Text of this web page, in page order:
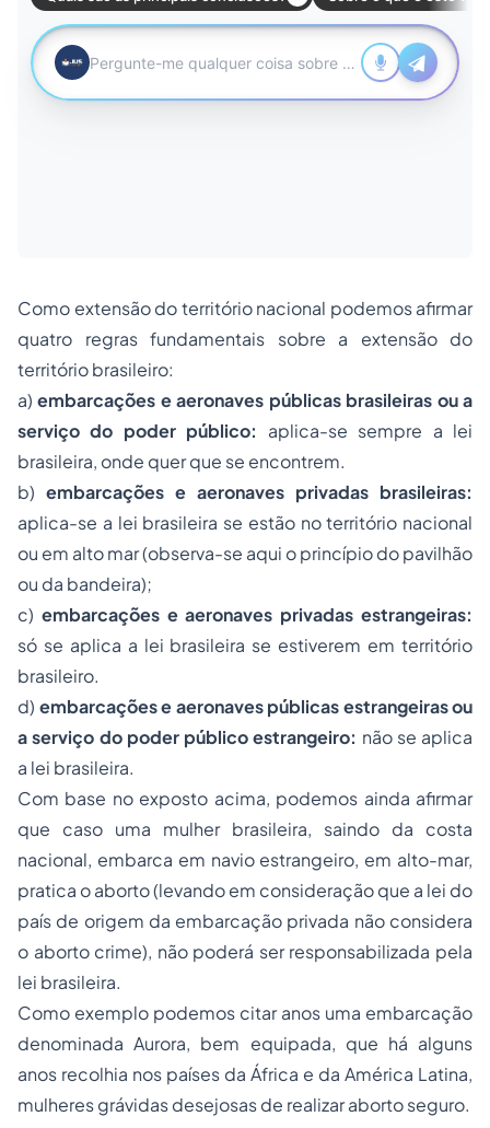
Como extensão do território nacional podemos afirmar
quatro regras fundamentais sobre a extensão do
território brasileiro:
a)embarcações e aeronaves públicas brasileiras ou a
serviço do poder público:
aplica-se sempre a lei
brasileira, onde quer que se encontrem.
b) embarcações e aeronaves privadas brasileiras:
aplica-se a lei brasileira se estão no território nacional
ou em alto mar (observa-se aqui o princípio do pavilhão
ou da bandeira);
c) embarcações e aeronaves privadas estrangeiras:
só se aplica a lei brasileira se estiverem em território
brasileiro.
d) embarcações e aeronaves públicas estrangeiras ou
a serviço do poder público estrangeiro: não se aplica
a lei brasileira.
Com base no exposto acima, podemos ainda afirmar
que caso uma mulher brasileira, saindo da costa
nacional, embarca em navio estrangeiro, em alto-mar,
pratica o aborto (levando em consideração que a lei do
país de origem da embarcação privada não considera
o aborto crime), não poderá ser responsabilizada pela
lei brasileira.
Como exemplo podemos citar anos uma embarcação
denominada Aurora, bem equipada, que há alguns
anos recolhia nos países da África e da América Latina,
mulheres grávidas desejosas de realizar aborto seguro.